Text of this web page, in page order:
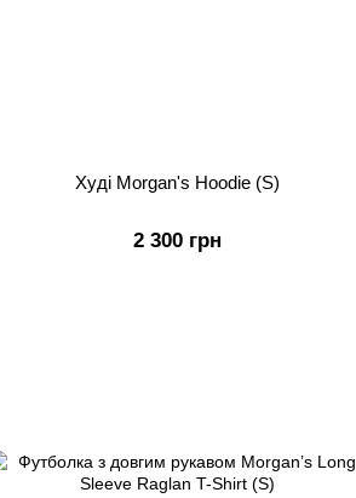
Худі Morgan's Hoodie (S)
2 300 грн